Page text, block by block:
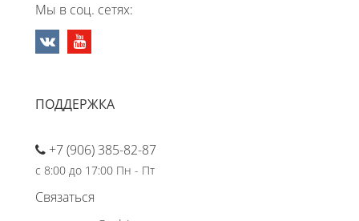
Мы в соц. сетях:
ПОДДЕРЖКА
+7 (906) 385-82-87
с 8:00 до 17:00 Пн - Пт
Связаться